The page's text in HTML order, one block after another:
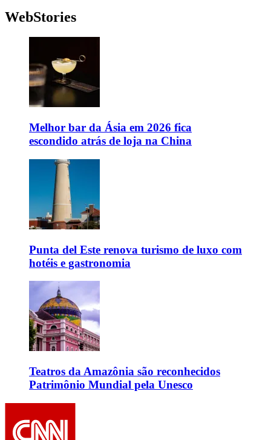
WebStories
Melhor bar da Ásia em 2026 fica
escondido atrás de loja na China
Punta del Este renova turismo de luxo com
hotéis e gastronomia
Teatros da Amazônia são reconhecidos
Patrimônio Mundial pela Unesco